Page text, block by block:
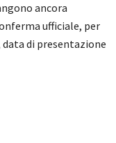
ancora
ufficiale, per
data di presentazione